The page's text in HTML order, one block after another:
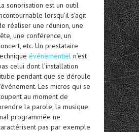
sonorisation est un outil
lorsqu’il s’agit
réaliser une réunion, une
une conférence, un
etc. Un prestataire
événementiel n’est
celui dont l’installation
pendant que se déroule
Les micros qui se
au moment de
la parole, la musique
programmée ne
pas par exemple